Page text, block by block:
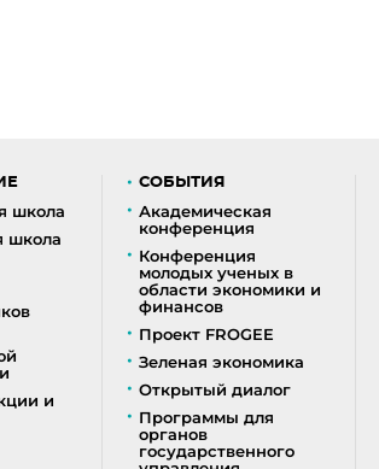
школа
школа
и
СОБЫТИЯ
Академическая
конференция
Конференция
молодых ученых в
области экономики и
финансов
Проект FROGEE
Зеленая экономика
Открытый диалог
Программы для
органов
государственного